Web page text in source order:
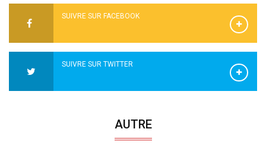
SUIVRE SUR FACEBOOK
SUIVRE SUR TWITTER
AUTRE